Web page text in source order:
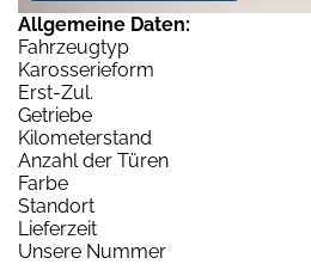
Allgemeine Daten:
Fahrzeugtyp
Karosserieform
Erst-Zul.
Getriebe
Kilometerstand
Anzahl der Türen
Farbe
Standort
Lieferzeit
Unsere Nummer